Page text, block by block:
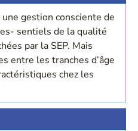
gestion consciente de
sentiels de la qualité
par la SEP. Mais
entre les tranches d’âge
chez les